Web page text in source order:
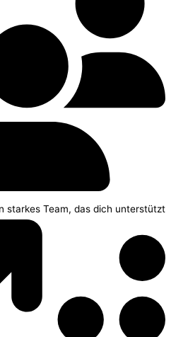
starkes Team, das dich unterstützt